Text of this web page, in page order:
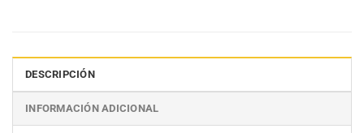
DESCRIPCIÓN
INFORMACIÓN ADICIONAL